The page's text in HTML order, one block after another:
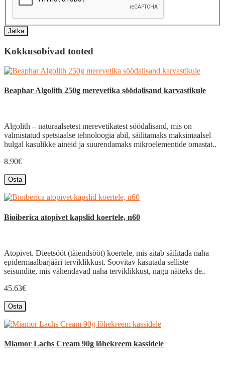
Jätka
Kokkusobivad tooted
Beaphar Algolith 250g merevetika söödalisand karvastikule
Algolith – naturaalsetest merevetikatest söödalisand, mis on
valmistatud spetsiaalse tehnoloogia abil, säilitamaks maksimaalsel
hulgal kasulikke aineid ja suurendamaks mikroelementide omastat..
8.90€
Osta
Bioiberica atopivet kapslid koertele, n60
Atopivet. Dieetsööt (täiendsööt) koertele, mis aitab säilitada naha
epidermaalbarjääri terviklikkust. Soovitav kasutada selliste
seisundite, mis vähendavad naha terviklikkust, nagu näiteks de..
45.63€
Osta
Miamor Lachs Cream 90g lõhekreem kassidele